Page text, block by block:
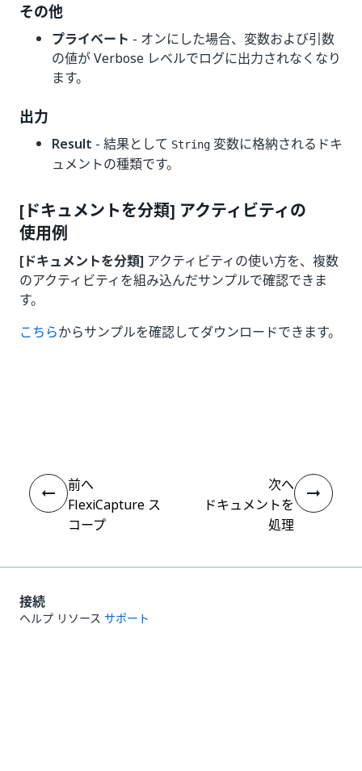
その他
プライベート - オンにした場合、変数および引数
の値が Verbose レベルでログに出力されなくなり
ます。
出力
Result - 結果として String 変数に格納されるドキ
ュメントの種類です。
[ドキュメントを分類] アクティビティの
使用例
[ドキュメントを分類] アクティビティの使い方を、複数
のアクティビティを組み込んだサンプルで確認できま
す。
こちらからサンプルを確認してダウンロードできます。
前へ
FlexiCapture ス
コープ
次へ
ドキュメントを
処理
接続
ヘルプ リソース サポート